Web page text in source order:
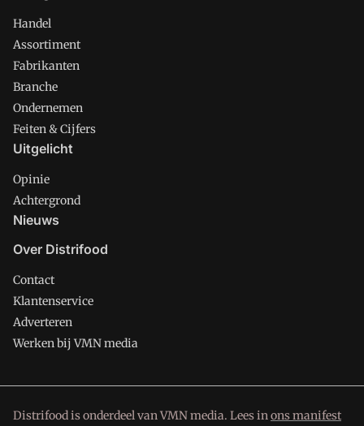
Handel
Assortiment
Fabrikanten
Branche
Ondernemen
Feiten & Cijfers
Uitgelicht
Opinie
Achtergrond
Nieuws
Over Distrifood
Contact
Klantenservice
Adverteren
Werken bij VMN media
Distrifood is onderdeel van VMN media. Lees inons manifest